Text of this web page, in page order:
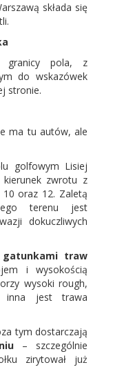
składa się
granicy pola, z
do wskazówek
stronie.
ma tu autów, ale
golfowym Lisiej
zwrotu z
10 oraz 12. Zaletą
terenu jest
dokuczliwych
gatunkami traw
i wysokością
wysoki rough,
inna jest trawa
tym dostarczają
– szczególnie
zirytował już